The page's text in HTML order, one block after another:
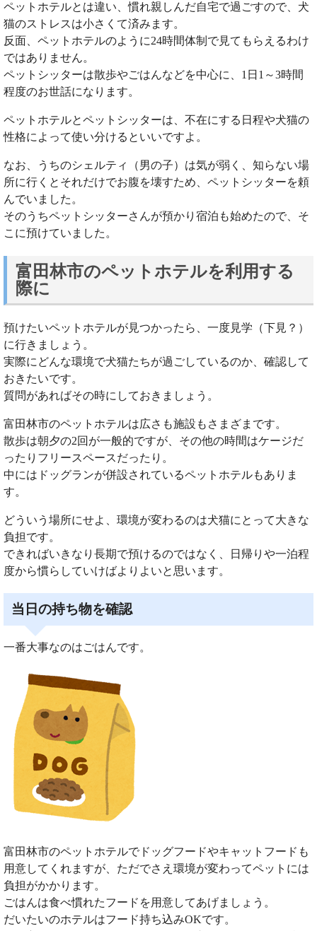
ペットホテルとは違い、慣れ親しんだ自宅で過ごすので、犬
猫のストレスは小さくて済みます。
反面、ペットホテルのように24時間体制で見てもらえるわけ
ではありません。
ペットシッターは散歩やごはんなどを中心に、1日1～3時間
程度のお世話になります。
ペットホテルとペットシッターは、不在にする日程や犬猫の
性格によって使い分けるといいですよ。
なお、うちのシェルティ（男の子）は気が弱く、知らない場
所に行くとそれだけでお腹を壊すため、ペットシッターを頼
んでいました。
そのうちペットシッターさんが預かり宿泊も始めたので、そ
こに預けていました。
富田林市のペットホテルを利用する
際に
預けたいペットホテルが見つかったら、一度見学（下見？）
に行きましょう。
実際にどんな環境で犬猫たちが過ごしているのか、確認して
おきたいです。
質問があればその時にしておきましょう。
富田林市のペットホテルは広さも施設もさまざまです。
散歩は朝夕の2回が一般的ですが、その他の時間はケージだ
ったりフリースペースだったり。
中にはドッグランが併設されているペットホテルもありま
す。
どういう場所にせよ、環境が変わるのは犬猫にとって大きな
負担です。
できればいきなり長期で預けるのではなく、日帰りや一泊程
度から慣らしていけばよりよいと思います。
当日の持ち物を確認
一番大事なのはごはんです。
富田林市のペットホテルでドッグフードやキャットフードも
用意してくれますが、ただでさえ環境が変わってペットには
負担がかかります。
ごはんは食べ慣れたフードを用意してあげましょう。
だいたいのホテルはフード持ち込みOKです。